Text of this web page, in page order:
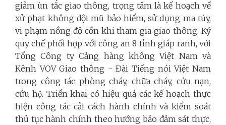
giảm ùn tắc giao thông, trọng tâm là kế hoạch về
xử phạt không đội mũ bảo hiểm, sử dụng ma túy,
vi phạm nồng độ cồn khi tham gia giao thông. Ký
quy chế phối hợp với công an 8 tỉnh giáp ranh, với
Tổng Công ty Cảng hàng không Việt Nam và
Kênh VOV Giao thông - Đài Tiếng nói Việt Nam
trong công tác phòng cháy, chữa cháy, cứu nạn,
cứu hộ. Triển khai có hiệu quả các kế hoạch thực
hiện công tác cải cách hành chính và kiểm soát
thủ tục hành chính theo hướng bảo đảm sát thực,